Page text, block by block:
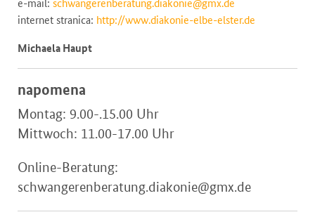
e-mail: schwangerenberatung.diakonie@gmx.de
internet stranica: http://www.diakonie-elbe-elster.de
Michaela Haupt
napomena
Montag: 9.00-.15.00 Uhr
Mittwoch: 11.00-17.00 Uhr
Online-Beratung:
schwangerenberatung.diakonie@gmx.de